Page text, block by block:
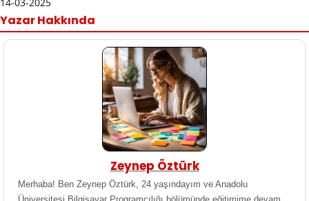
Yazar Hakkında
Zeynep Öztürk
Merhaba! Ben Zeynep Öztürk, 24 yaşındayım ve Anadolu